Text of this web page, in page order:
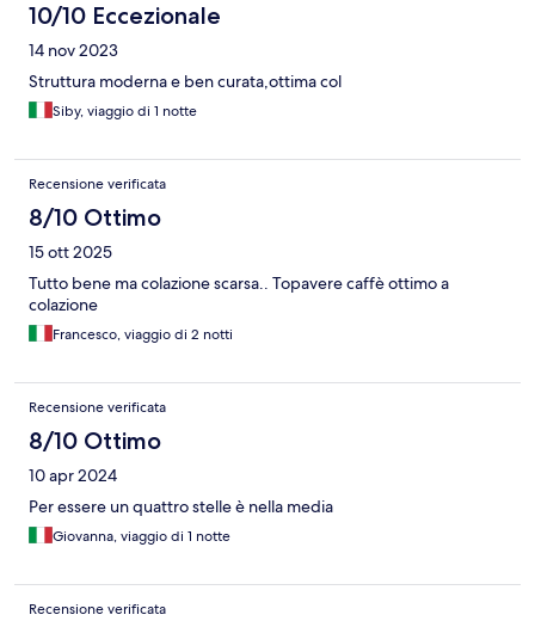
10/10 Eccezionale
14 nov 2023
Struttura moderna e ben curata,ottima col
Siby, viaggio di 1 notte
Recensione verificata
8/10 Ottimo
15 ott 2025
Tutto bene ma colazione scarsa.. Topavere caffè ottimo a
colazione
Francesco, viaggio di 2 notti
Recensione verificata
8/10 Ottimo
10 apr 2024
Per essere un quattro stelle è nella media
Giovanna, viaggio di 1 notte
Recensione verificata